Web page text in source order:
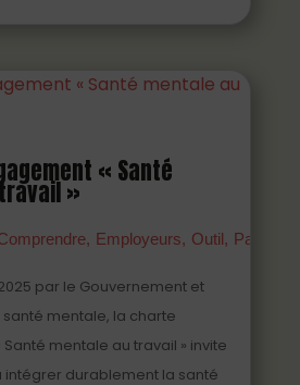
« Santé
»
Employeurs Outil
par le Gouvernement et
santé mentale, la charte
mentale au travail » invite
intégrer durablement la santé